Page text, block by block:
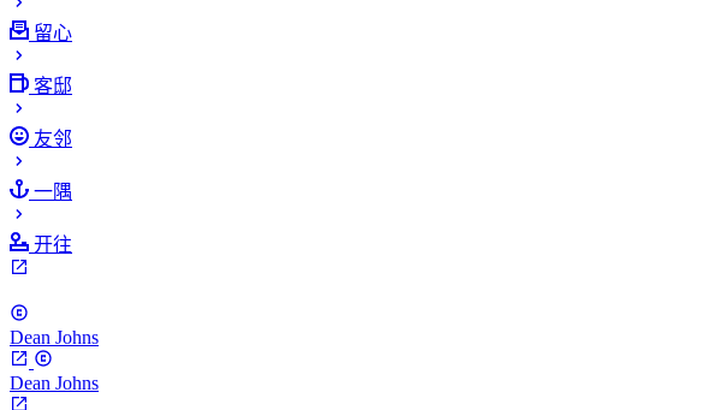
留心
客邸
友邻
一隅
开往
Dean Johns
Dean Johns